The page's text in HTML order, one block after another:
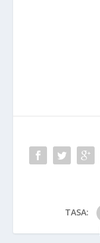
TASA: